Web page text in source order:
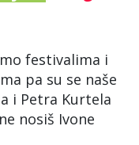
festivalima i
pa su se naše
i Petra Kurtela
nosiš Ivone